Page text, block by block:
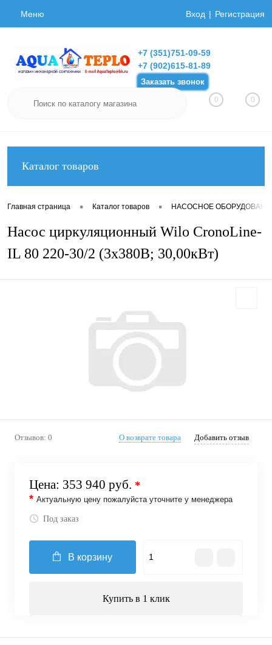
Меню Вход Регистрация
+7 (351)751-09-59
+7 (902)615-81-89
Заказать звонок
0 0
Каталог товаров
Главная страница • Каталог товаров • НАСОСНОЕ
Насос циркуляционный Wilo CronoLine-
IL 80 220-30/2 (3х380В; 30,00кВт)
Отзывов: 0 О возврате товара Добавить отзыв
Цена: 353 940 руб. *
* Актуальную цену пожалуйста уточните у менеджера
Под заказ
В корзину
Купить в 1 клик